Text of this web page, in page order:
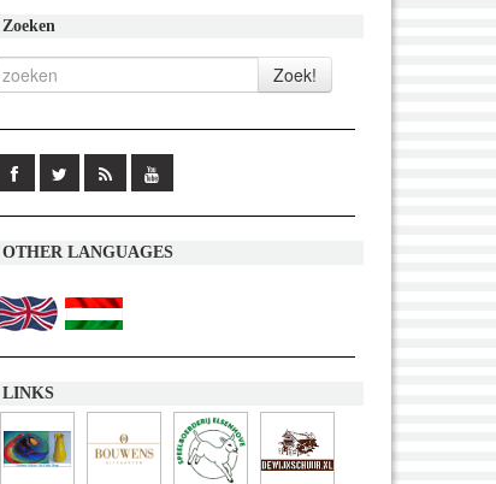
Zoeken
OTHER LANGUAGES
LINKS